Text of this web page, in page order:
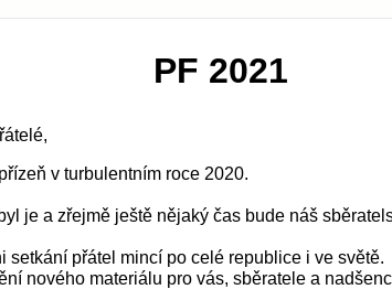
PF 2021
v turbulentním roce 2020.
je a zřejmě ještě nějaký čas bude náš
setkání přátel mincí po celé republice i ve světě.
nového materiálu pro vás, sběratele a